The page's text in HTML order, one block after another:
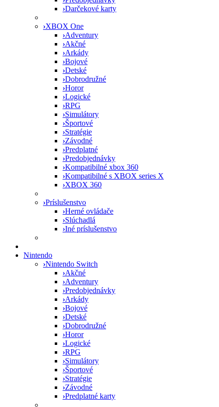
›Darčekové karty
›XBOX One
›Adventury
›Akčné
›Arkády
›Bojové
›Detské
›Dobrodružné
›Horor
›Logické
›RPG
›Simulátory
›Športové
›Stratégie
›Závodné
›Predplatné
›Predobjednávky
›Kompatibilné xbox 360
›Kompatibilné s XBOX series X
›XBOX 360
›Príslušenstvo
›Herné ovládače
›Slúchadlá
›Iné príslušenstvo
Nintendo
›Nintendo Switch
›Akčné
›Adventury
›Predobjednávky
›Arkády
›Bojové
›Detské
›Dobrodružné
›Horor
›Logické
›RPG
›Simulátory
›Športové
›Stratégie
›Závodné
›Predplatné karty